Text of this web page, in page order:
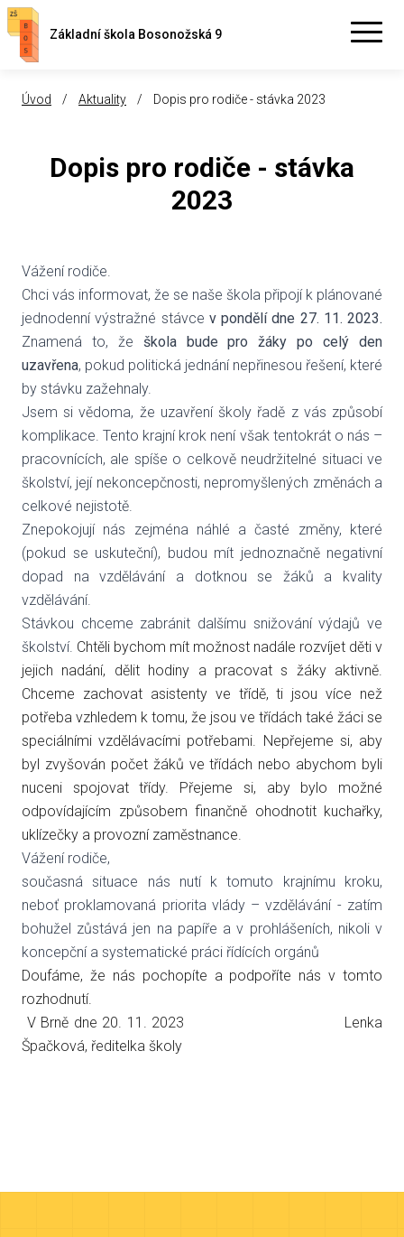
Základní škola Bosonožská 9
Úvod / Aktuality / Dopis pro rodiče - stávka 2023
Dopis pro rodiče - stávka
2023
Vážení rodiče.
Chci vás informovat, že se naše škola připojí k plánované
jednodenní výstražné stávce v pondělí dne 27. 11. 2023.
Znamená to, že škola bude pro žáky po celý den
uzavřena, pokud politická jednání nepřinesou řešení, které
by stávku zažehnaly.
Jsem si vědoma, že uzavření školy řadě z vás způsobí
komplikace. Tento krajní krok není však tentokrát o nás –
pracovnících, ale spíše o celkově neudržitelné situaci ve
školství, její nekoncepčnosti, nepromyšlených změnách a
celkové nejistotě.
Znepokojují nás zejména náhlé a časté změny, které
(pokud se uskuteční), budou mít jednoznačně negativní
dopad na vzdělávání a dotknou se žáků a kvality
vzdělávání.
Stávkou chceme zabránit dalšímu snižování výdajů ve
školství. Chtěli bychom mít možnost nadále rozvíjet děti v
jejich nadání, dělit hodiny a pracovat s žáky aktivně.
Chceme zachovat asistenty ve třídě, ti jsou více než
potřeba vzhledem k tomu, že jsou ve třídách také žáci se
speciálními vzdělávacími potřebami. Nepřejeme si, aby
byl zvyšován počet žáků ve třídách nebo abychom byli
nuceni spojovat třídy. Přejeme si, aby bylo možné
odpovídajícím způsobem finančně ohodnotit kuchařky,
uklízečky a provozní zaměstnance.
Vážení rodiče,
současná situace nás nutí k tomuto krajnímu kroku,
neboť proklamovaná priorita vlády – vzdělávání - zatím
bohužel zůstává jen na papíře a v prohlášeních, nikoli v
koncepční a systematické práci řídících orgánů
Doufáme, že nás pochopíte a podpoříte nás v tomto
rozhodnutí.
V Brně dne 20. 11. 2023 Lenka
Špačková, ředitelka školy